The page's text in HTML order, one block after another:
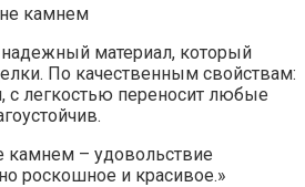
материал, который
По качественным свойствам:
с легкостью переносит любые
камнем – удовольствие
роскошное и красивое.»